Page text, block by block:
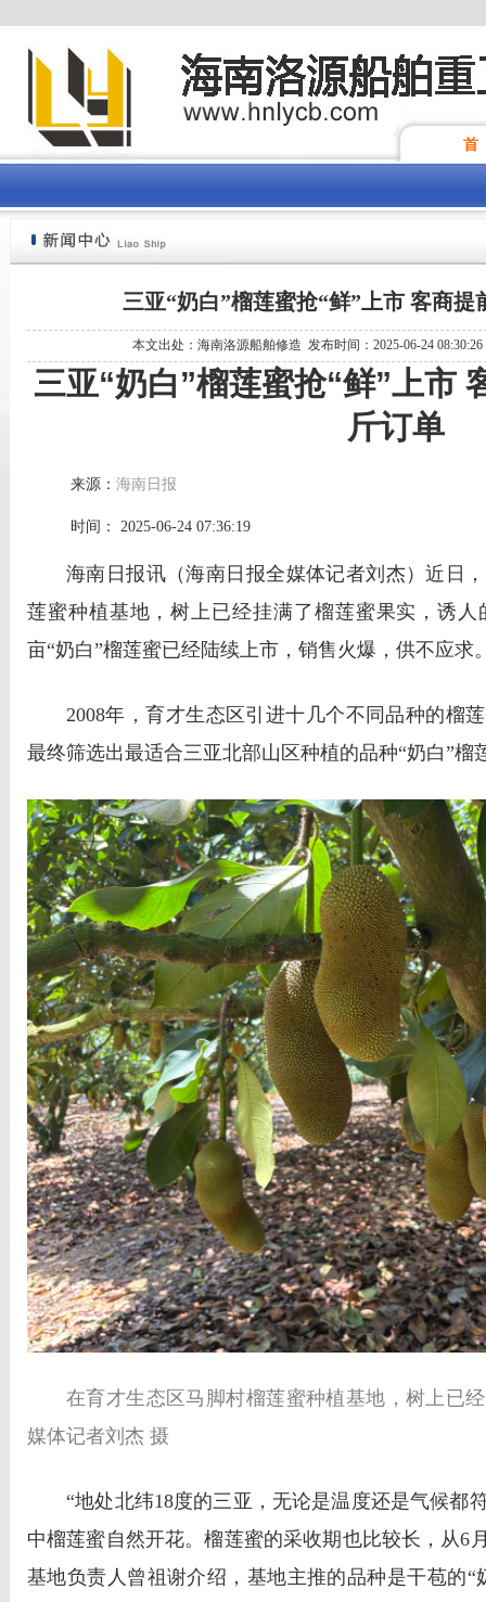
首
三亚“奶白”榴莲蜜抢“鲜”上市 客商提
本文出处：海南洛源船舶修造 发布时间：2025-06-24
三亚“奶白”榴莲蜜抢“鲜”上市
斤订单
来源： 海南日报
时间： 2025-06-24 07:36:19
海南日报讯（海南日报全媒体记者刘杰）近日
莲蜜种植基地，树上已经挂满了榴莲蜜果实，诱
亩“奶白”榴莲蜜已经陆续上市，销售火爆，供不应求
2008年，育才生态区引进十几个不同品种的榴
最终筛选出最适合三亚北部山区种植的品种“奶白”榴
在育才生态区马脚村榴莲蜜种植基地，树上已
媒体记者刘杰 摄
“地处北纬18度的三亚，无论是温度还是气候都
中榴莲蜜自然开花。榴莲蜜的采收期也比较长，从6
基地负责人曾祖谢介绍，基地主推的品种是干苞的“